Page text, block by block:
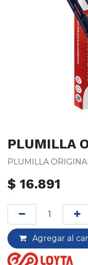
PLUMILLA
PLUMILLA
$ 16.891
Agregar al